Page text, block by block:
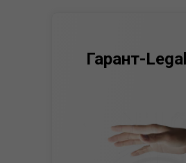
Гарант-